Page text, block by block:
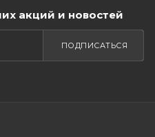
акций и новостей
ПОДПИСАТЬСЯ